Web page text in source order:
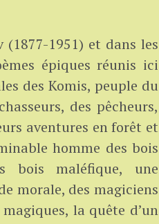
(1877-1951) et dans les
épiques réunis ici
des Komis, peuple du
des pêcheurs,
aventures en forêt et
homme des bois
bois maléfique, une
morale, des magiciens
la quête d’un